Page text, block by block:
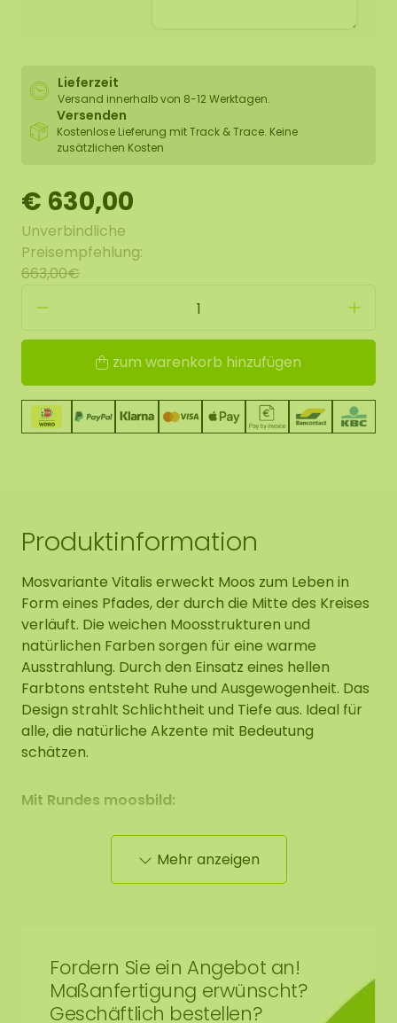
Lieferzeit
Versand innerhalb von 8-12 Werktagen.
Versenden
Kostenlose Lieferung mit Track & Trace. Keine
zusätzlichen Kosten
€ 630,00
Unverbindliche
Preisempfehlung:
663,00€
zum warenkorb hinzufügen
Produktinformation
Mosvariante Vitalis erweckt Moos zum Leben in
Form eines Pfades, der durch die Mitte des Kreises
verläuft. Die weichen Moosstrukturen und
natürlichen Farben sorgen für eine warme
Ausstrahlung. Durch den Einsatz eines hellen
Farbtons entsteht Ruhe und Ausgewogenheit. Das
Design strahlt Schlichtheit und Tiefe aus. Ideal für
alle, die natürliche Akzente mit Bedeutung
schätzen.
Mit Rundes moosbild:
Naturprodukt und erfordert 0% Pflege. Zu seinen
Eigenschaften und Vorteilen gehören: hohe
da das Moos nicht mehr lebt, benötigt es keine
Pflege wie Bewässerung, Beschneidung oder
Düngung. Die Mooskreationen sind wunderschön,
Mehr anzeigen
Fordern Sie ein Angebot an!
Maßanfertigung erwünscht?
Geschäftlich bestellen?